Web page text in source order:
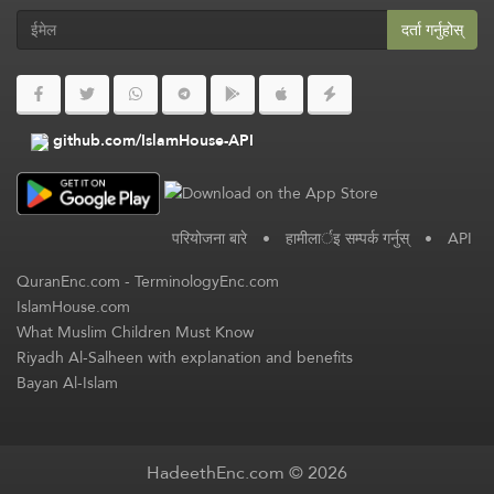
दर्ता गर्नुहोस्
github.com/IslamHouse-API
परियोजना बारे • हामीलार्इ सम्पर्क गर्नुस् • API
QuranEnc.com-TerminologyEnc.com
IslamHouse.com
What Muslim Children Must Know
Riyadh Al-Salheen with explanation and benefits
Bayan Al-Islam
HadeethEnc.com © 2026